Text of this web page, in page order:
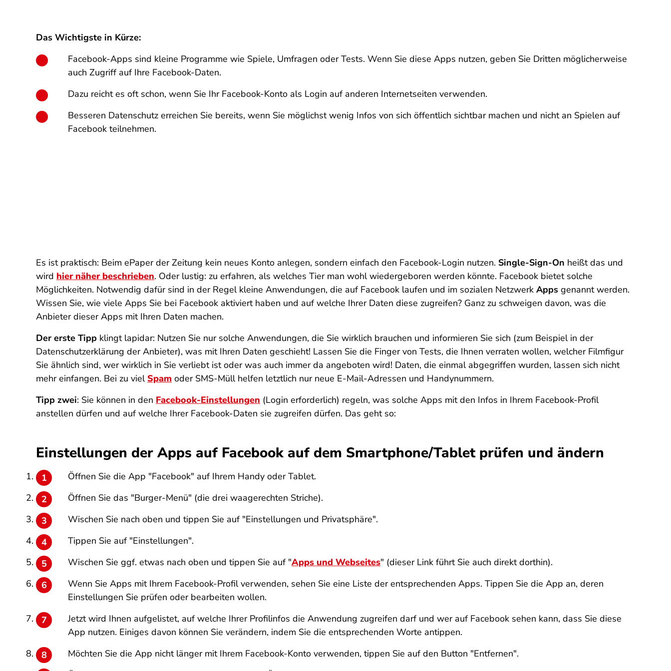
Das Wichtigste in Kürze:
Facebook-Apps sind kleine Programme wie Spiele, Umfragen oder Tests. Wenn Sie diese Apps nutzen, geben Sie Dritten möglicherweise
auch Zugriff auf Ihre Facebook-Daten.
Dazu reicht es oft schon, wenn Sie Ihr Facebook-Konto als Login auf anderen Internetseiten verwenden.
Besseren Datenschutz erreichen Sie bereits, wenn Sie möglichst wenig Infos von sich öffentlich sichtbar machen und nicht an Spielen auf
Facebook teilnehmen.
Es ist praktisch: Beim ePaper der Zeitung kein neues Konto anlegen, sondern einfach den Facebook-Login nutzen. Single-Sign-On heißt das und
wird hier näher beschrieben. Oder lustig: zu erfahren, als welches Tier man wohl wiedergeboren werden könnte. Facebook bietet solche
Möglichkeiten. Notwendig dafür sind in der Regel kleine Anwendungen, die auf Facebook laufen und im sozialen Netzwerk Apps genannt werden.
Wissen Sie, wie viele Apps Sie bei Facebook aktiviert haben und auf welche Ihrer Daten diese zugreifen? Ganz zu schweigen davon, was die
Anbieter dieser Apps mit Ihren Daten machen.
Der erste Tipp klingt lapidar: Nutzen Sie nur solche Anwendungen, die Sie wirklich brauchen und informieren Sie sich (zum Beispiel in der
Datenschutzerklärung der Anbieter), was mit Ihren Daten geschieht! Lassen Sie die Finger von Tests, die Ihnen verraten wollen, welcher Filmfigur
Sie ähnlich sind, wer wirklich in Sie verliebt ist oder was auch immer da angeboten wird! Daten, die einmal abgegriffen wurden, lassen sich nicht
mehr einfangen. Bei zu viel Spam oder SMS-Müll helfen letztlich nur neue E-Mail-Adressen und Handynummern.
Tipp zwei: Sie können in den Facebook-Einstellungen (Login erforderlich) regeln, was solche Apps mit den Infos in Ihrem Facebook-Profil
anstellen dürfen und auf welche Ihrer Facebook-Daten sie zugreifen dürfen. Das geht so:
Einstellungen der Apps auf Facebook auf dem Smartphone/Tablet prüfen und ändern
Öffnen Sie die App "Facebook" auf Ihrem Handy oder Tablet.
Öffnen Sie das "Burger-Menü" (die drei waagerechten Striche).
Wischen Sie nach oben und tippen Sie auf "Einstellungen und Privatsphäre".
Tippen Sie auf "Einstellungen".
Wischen Sie ggf. etwas nach oben und tippen Sie auf "Apps und Webseites" (dieser Link führt Sie auch direkt dorthin).
Wenn Sie Apps mit Ihrem Facebook-Profil verwenden, sehen Sie eine Liste der entsprechenden Apps. Tippen Sie die App an, deren
Einstellungen Sie prüfen oder bearbeiten wollen.
Jetzt wird Ihnen aufgelistet, auf welche Ihrer Profilinfos die Anwendung zugreifen darf und wer auf Facebook sehen kann, dass Sie diese
App nutzen. Einiges davon können Sie verändern, indem Sie die entsprechenden Worte antippen.
Möchten Sie die App nicht länger mit Ihrem Facebook-Konto verwenden, tippen Sie auf den Button "Entfernen".